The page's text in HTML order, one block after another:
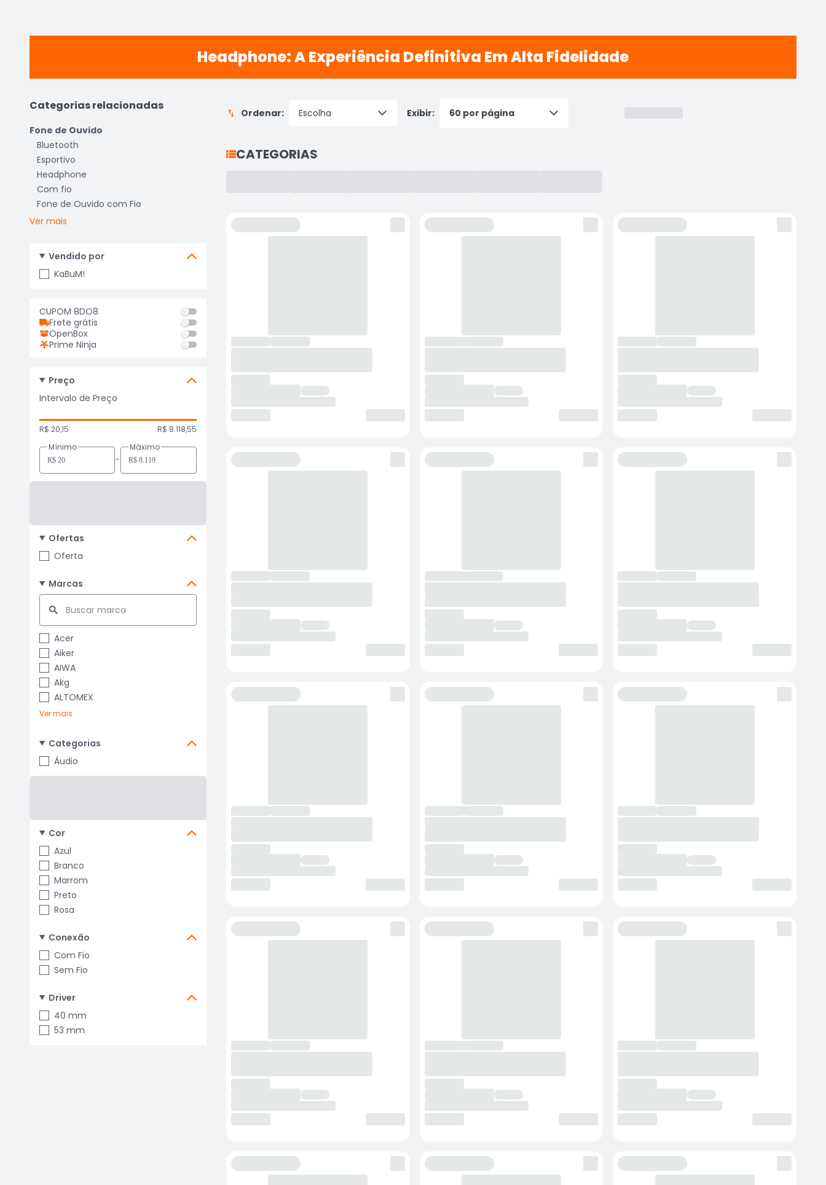
Headphone: A Experiência Definitiva Em Alta Fidelidade
Categorias relacionadas
Fone de Ouvido
Bluetooth
Esportivo
Headphone
Com fio
Fone de Ouvido com Fio
Ver mais
Vendido por
KaBuM!
CUPOM 8DO8
Frete grátis
OpenBox
Prime Ninja
Preço
Intervalo de Preço
R$ 20,15
R$ 8.118,55
Mínimo
-
Máximo
Ofertas
Oferta
Marcas
Acer
Aiker
AIWA
Akg
ALTOMEX
Ver mais
Categorias
Áudio
Cor
Azul
Branco
Marrom
Preto
Rosa
Conexão
Com Fio
Sem Fio
Driver
40 mm
53 mm
Ordenar: Exibir:
CATEGORIAS